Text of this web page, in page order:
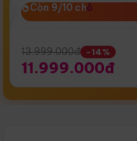
Còn 9/10 chỗ
Còn 9/10 chỗ
13.999.000đ -14%
11.999.000đ